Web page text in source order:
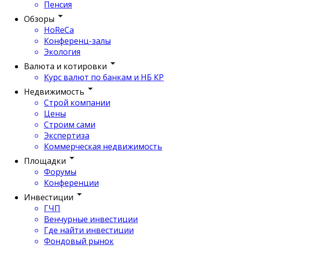
Пенсия
Обзоры
HoReCa
Конференц-залы
Экология
Валюта и котировки
Курс валют по банкам и НБ КР
Недвижимость
Строй компании
Цены
Строим сами
Экспертиза
Коммерческая недвижимость
Площадки
Форумы
Конференции
Инвестиции
ГЧП
Венчурные инвестиции
Где найти инвестиции
Фондовый рынок